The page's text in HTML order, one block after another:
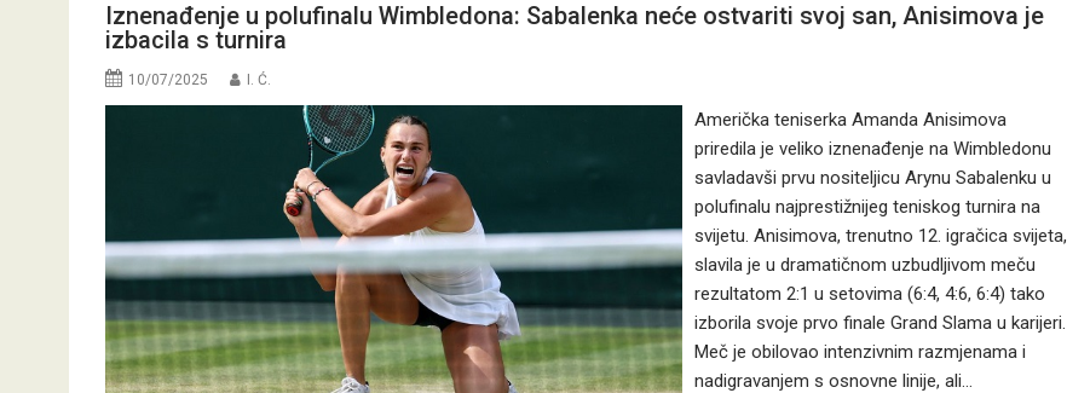
Iznenađenje u polufinalu Wimbledona: Sabalenka neće ostvariti svoj san, Anisimova je
izbacila s turnira
10/07/2025 I. Ć.
Američka teniserka Amanda Anisimova
priredila je veliko iznenađenje na Wimbledonu
savladavši prvu nositeljicu Arynu Sabalenku u
polufinalu najprestižnijeg teniskog turnira na
svijetu. Anisimova, trenutno 12. igračica svijeta,
slavila je u dramatičnom uzbudljivom meču
rezultatom 2:1 u setovima (6:4, 4:6, 6:4) tako
izborila svoje prvo finale Grand Slama u karijeri.
Meč je obilovao intenzivnim razmjenama i
nadigravanjem s osnovne linije, ali…